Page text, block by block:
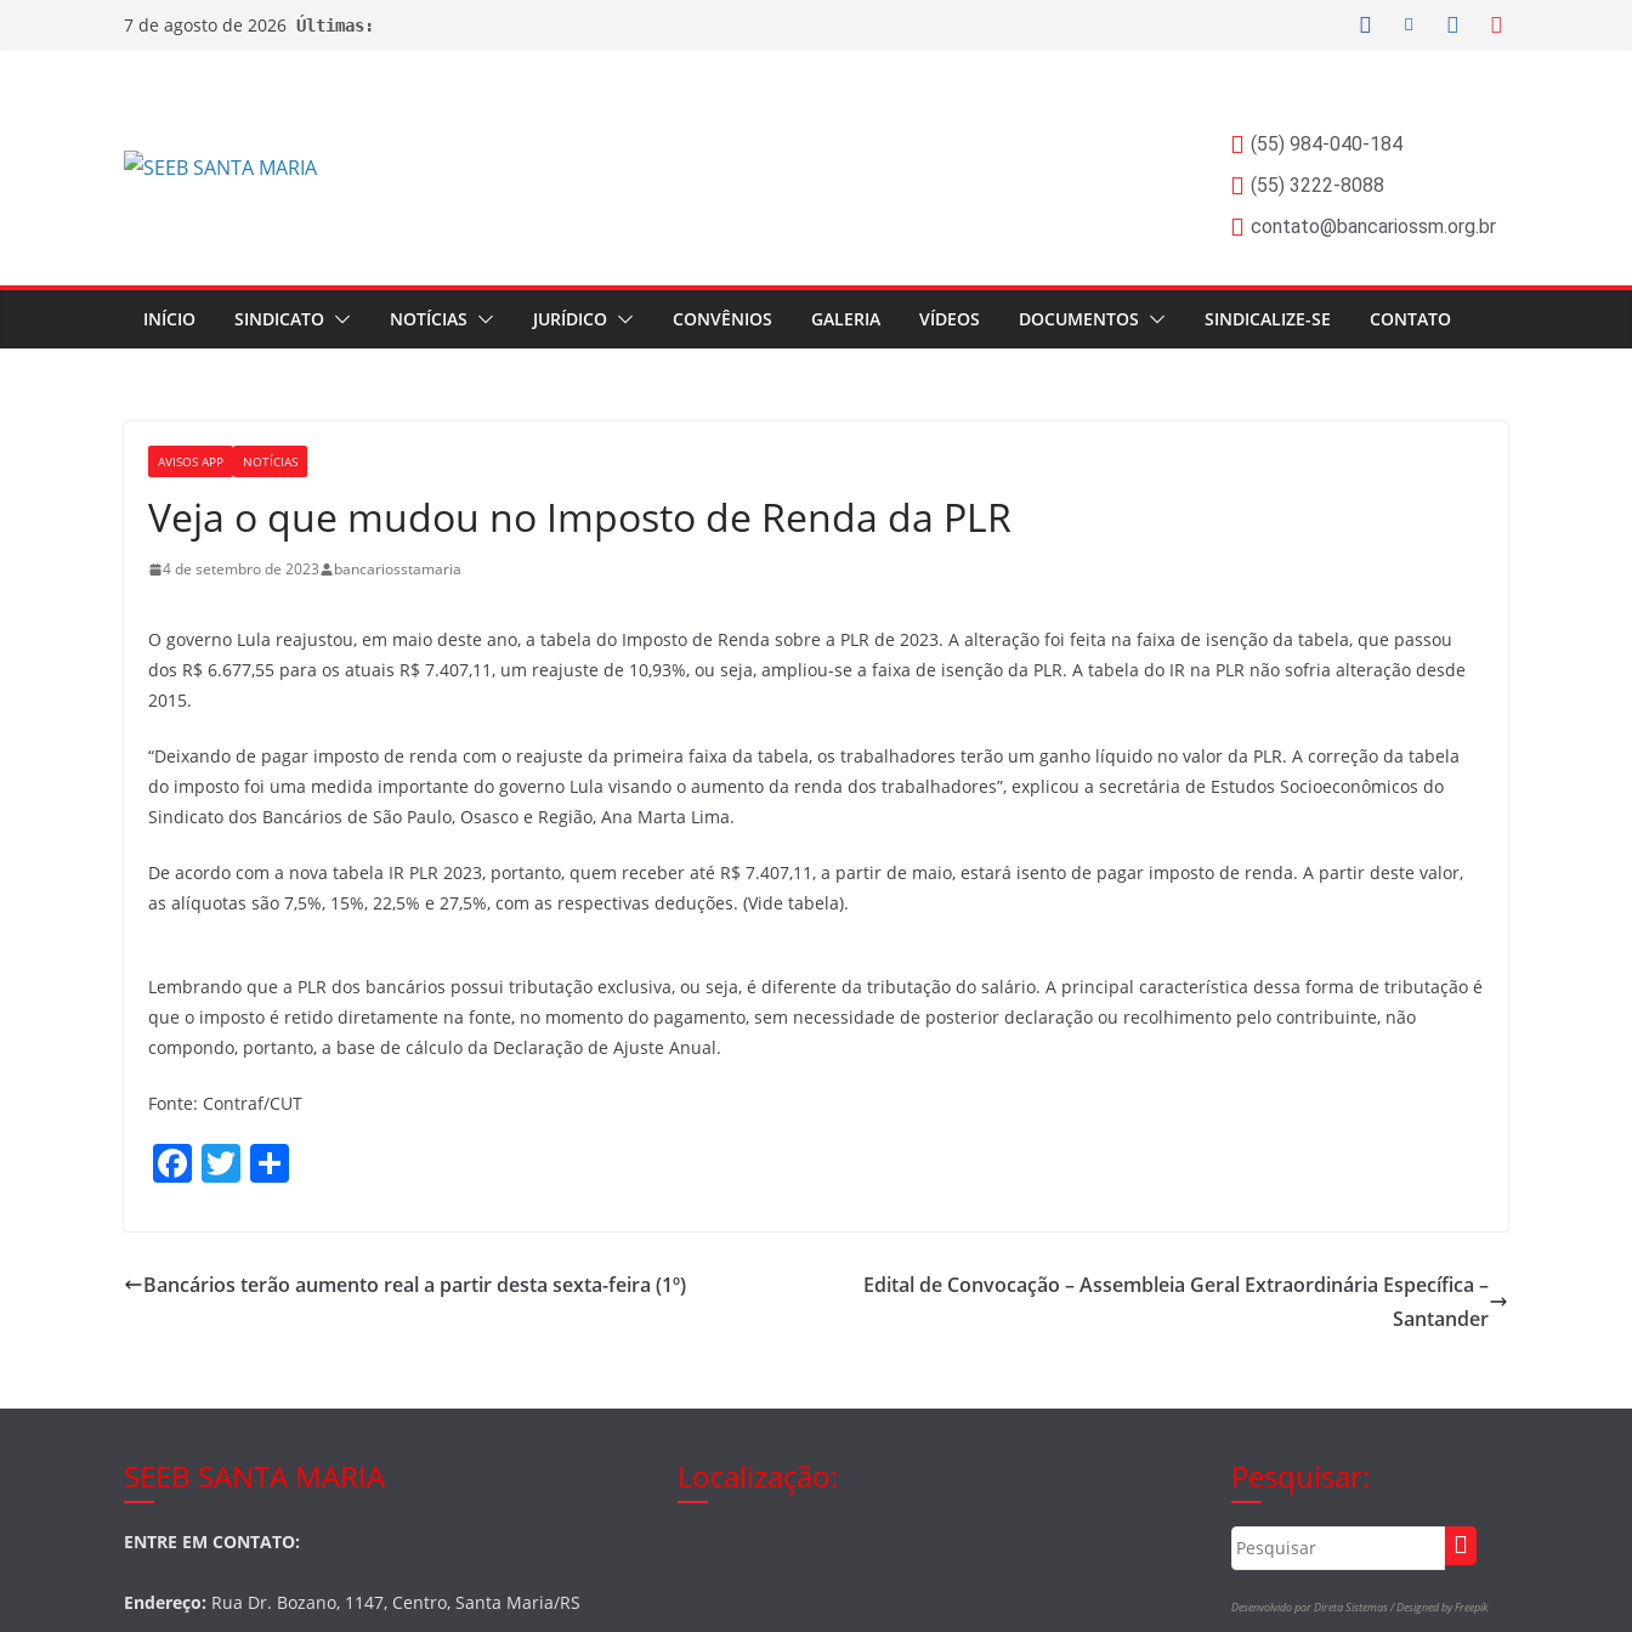
7 de agosto de 2026 Últimas:
(55) 984-040-184
(55) 3222-8088
contato@bancariossm.org.br
INÍCIO SINDICATO NOTÍCIAS JURÍDICO CONVÊNIOS GALERIA VÍDEOS DOCUMENTOS SINDICALIZE-SE CONTATO
AVISOS APP NOTÍCIAS
Veja o que mudou no Imposto de Renda da PLR
4 de setembro de 2023 bancariosstamaria
O governo Lula reajustou, em maio deste ano, a tabela do Imposto de Renda sobre a PLR de 2023. A alteração foi feita na faixa de isenção da tabela, que passou
dos R$ 6.677,55 para os atuais R$ 7.407,11, um reajuste de 10,93%, ou seja, ampliou-se a faixa de isenção da PLR. A tabela do IR na PLR não sofria alteração desde
2015.
“Deixando de pagar imposto de renda com o reajuste da primeira faixa da tabela, os trabalhadores terão um ganho líquido no valor da PLR. A correção da tabela
do imposto foi uma medida importante do governo Lula visando o aumento da renda dos trabalhadores”, explicou a secretária de Estudos Socioeconômicos do
Sindicato dos Bancários de São Paulo, Osasco e Região, Ana Marta Lima.
De acordo com a nova tabela IR PLR 2023, portanto, quem receber até R$ 7.407,11, a partir de maio, estará isento de pagar imposto de renda. A partir deste valor,
as alíquotas são 7,5%, 15%, 22,5% e 27,5%, com as respectivas deduções. (Vide tabela).
Lembrando que a PLR dos bancários possui tributação exclusiva, ou seja, é diferente da tributação do salário. A principal característica dessa forma de tributação é
que o imposto é retido diretamente na fonte, no momento do pagamento, sem necessidade de posterior declaração ou recolhimento pelo contribuinte, não
compondo, portanto, a base de cálculo da Declaração de Ajuste Anual.
Fonte: Contraf/CUT
F
a
e
o
T
w
er e
Bancários terão aumento real a partir desta sexta-feira (1º)
Edital de Convocação – Assembleia Geral Extraordinária Específica –
Santander
SEEB SANTA MARIA
ENTRE EM CONTATO:
Endereço: Rua Dr. Bozano, 1147, Centro, Santa Maria/RS
Localização: Pesquisar:
Desenvolvido por Direta Sistemas /Designed by Freepik